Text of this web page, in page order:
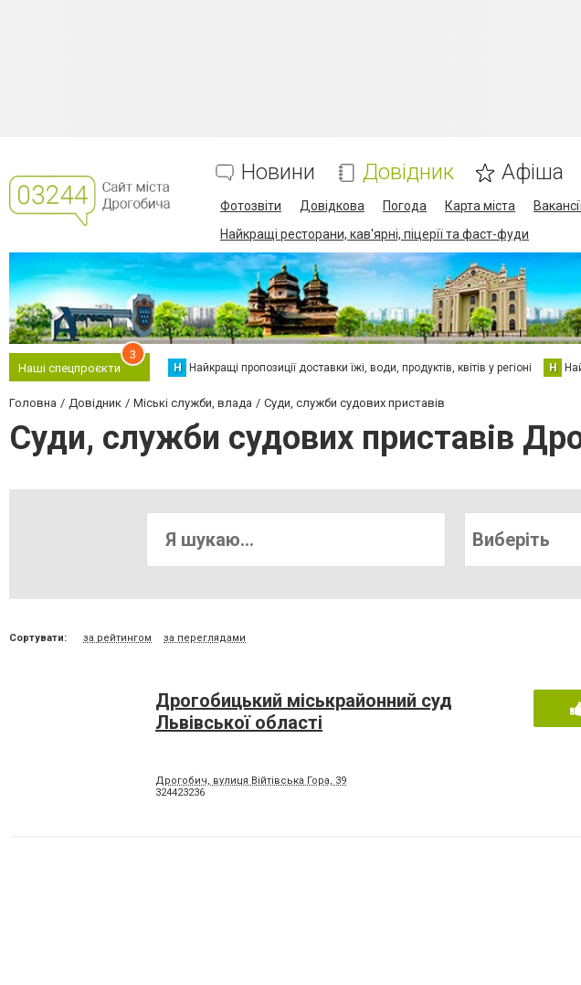
Новини Довідник Афіша
Фотозвіти Довідкова Погода Карта міста
Найкращі ресторани, кав'ярні, піцерії та фаст-фуди
Наші спецпроєкти
3
Н Найкращі пропозиції доставки їжі, води, продуктів, квітів у регіоні Н
Головна Довідник Міські служби, влада Суди, служби судових приставів
Суди, служби судових приставів
Виберіть
Сортувати: за рейтингом за переглядами
Дрогобицький міськрайонний суд
Львівської області
Дрогобич, вулиця Війтівська Гора, 39
324423236